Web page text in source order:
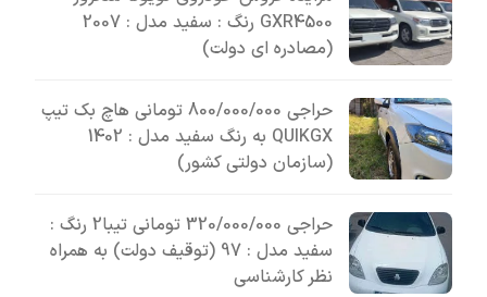
GXR4500 رنگ : سفید مدل : 2007
(مصادره ای دولت)
حراجی 800/000/000 تومانی ھاچ بک تیپ
QUIKGX به رنگ سفید مدل : 1402
(سازمان دولتی کشور)
حراجی 320/000/000 تومانی تیبا2 رنگ :
سفید مدل : 97 (توقیف دولت) به همراه
نظر کارشناسی